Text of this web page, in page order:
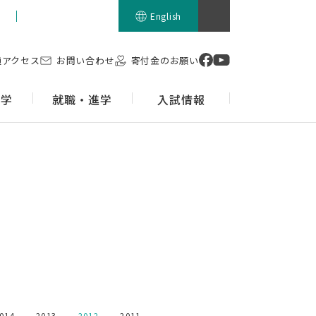
English
クセス お問い合わせ 寄付金のお願い
就職・進学 入試情報